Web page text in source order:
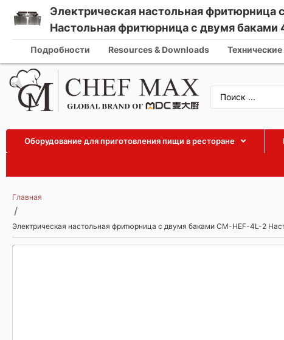
Russian
English
German
French
Spanish
Turkish
Malay
Japanese
Оборудование для приготовления пищи в ресторане
Главная
/
Электрическая настольная фритюрница с двумя баками CM-HEF-4L-2
Электрическая настольная фритюрница
Настольная фритюрница с двумя баками
Подробности Resources & Downloads